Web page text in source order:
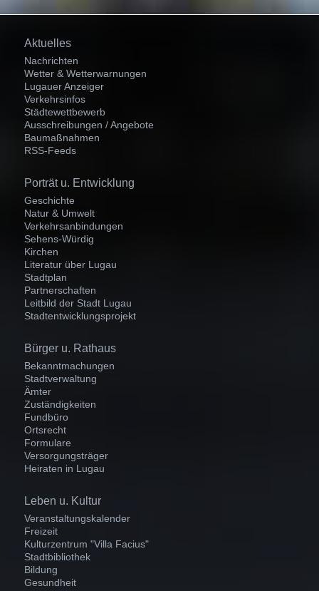
Navigation
überspringen
Aktuelles
Nachrichten
Wetter & Wetterwarnungen
Lugauer Anzeiger
Verkehrsinfos
Städtewettbewerb
Ausschreibungen / Angebote
Baumaßnahmen
RSS-Feeds
Navigation
überspringen
Porträt u. Entwicklung
Geschichte
Natur & Umwelt
Verkehrsanbindungen
Sehens-Würdig
Kirchen
Literatur über Lugau
Stadtplan
Partnerschaften
Leitbild der Stadt Lugau
Stadtentwicklungsprojekt
Navigation
überspringen
Bürger u. Rathaus
Bekanntmachungen
Stadtverwaltung
Ämter
Zuständigkeiten
Fundbüro
Ortsrecht
Formulare
Versorgungsträger
Heiraten in Lugau
Navigation
überspringen
Leben u. Kultur
Veranstaltungskalender
Freizeit
Kulturzentrum "Villa Facius"
Stadtbibliothek
Bildung
Gesundheit